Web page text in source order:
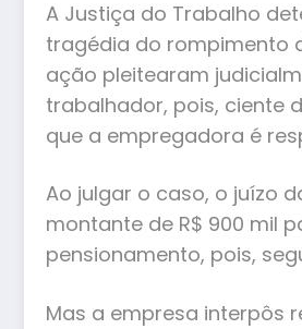
A Justiça do Trabalho
tragédia do rompimento
ação pleitearam
trabalhador, pois, ciente
que a empregadora é
Ao julgar o caso, o juízo
montante de R$ 900 mil
pensionamento, pois,
Mas a empresa interpôs